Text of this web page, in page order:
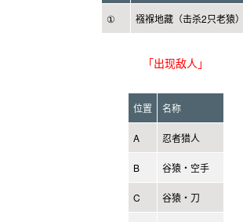
① 襁褓地藏（击杀2只老猿）
「出现敌人」
位置 名称
A 忍者猎人
B 谷猿・空手
C 谷猿・刀